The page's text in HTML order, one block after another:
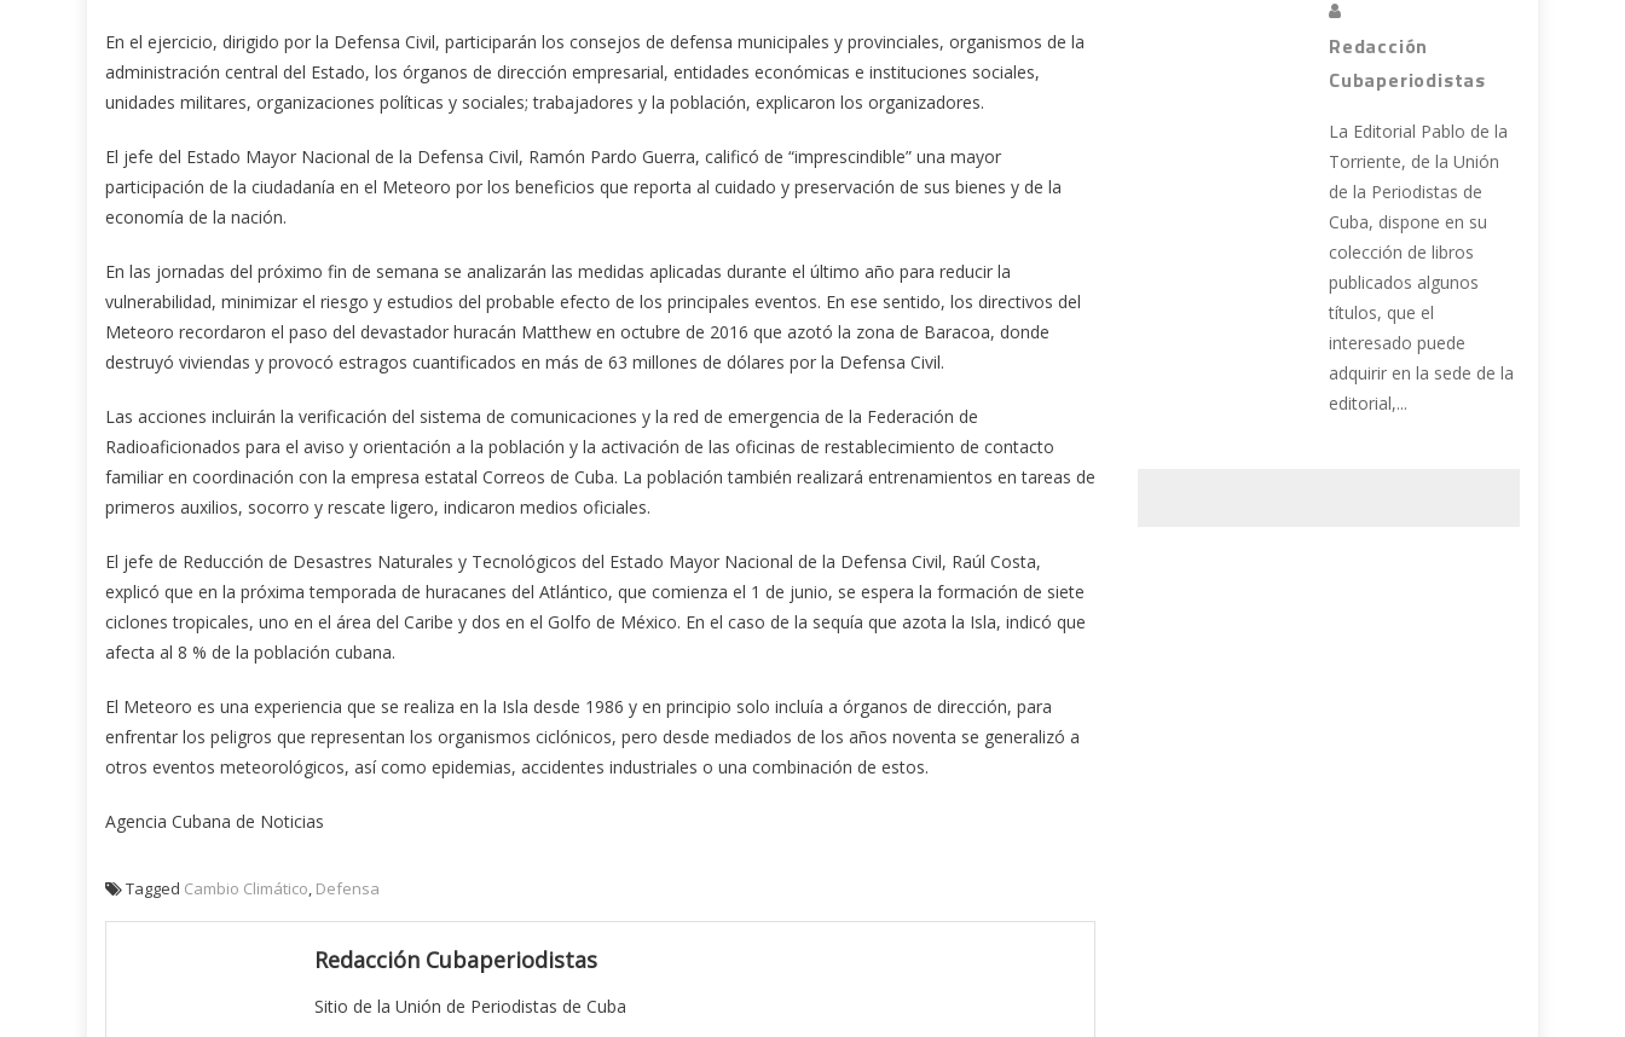
En el ejercicio, dirigido por la Defensa Civil, participarán los consejos de defensa municipales y provinciales, organismos de la
administración central del Estado, los órganos de dirección empresarial, entidades económicas e instituciones sociales,
unidades militares, organizaciones políticas y sociales; trabajadores y la población, explicaron los organizadores.
El jefe del Estado Mayor Nacional de la Defensa Civil, Ramón Pardo Guerra, calificó de “imprescindible” una mayor
participación de la ciudadanía en el Meteoro por los beneficios que reporta al cuidado y preservación de sus bienes y de la
economía de la nación.
En las jornadas del próximo fin de semana se analizarán las medidas aplicadas durante el último año para reducir la
vulnerabilidad, minimizar el riesgo y estudios del probable efecto de los principales eventos. En ese sentido, los directivos del
Meteoro recordaron el paso del devastador huracán Matthew en octubre de 2016 que azotó la zona de Baracoa, donde
destruyó viviendas y provocó estragos cuantificados en más de 63 millones de dólares por la Defensa Civil.
Las acciones incluirán la verificación del sistema de comunicaciones y la red de emergencia de la Federación de
Radioaficionados para el aviso y orientación a la población y la activación de las oficinas de restablecimiento de contacto
familiar en coordinación con la empresa estatal Correos de Cuba. La población también realizará entrenamientos en tareas de
primeros auxilios, socorro y rescate ligero, indicaron medios oficiales.
El jefe de Reducción de Desastres Naturales y Tecnológicos del Estado Mayor Nacional de la Defensa Civil, Raúl Costa,
explicó que en la próxima temporada de huracanes del Atlántico, que comienza el 1 de junio, se espera la formación de siete
ciclones tropicales, uno en el área del Caribe y dos en el Golfo de México. En el caso de la sequía que azota la Isla, indicó que
afecta al 8 % de la población cubana.
El Meteoro es una experiencia que se realiza en la Isla desde 1986 y en principio solo incluía a órganos de dirección, para
enfrentar los peligros que representan los organismos ciclónicos, pero desde mediados de los años noventa se generalizó a
otros eventos meteorológicos, así como epidemias, accidentes industriales o una combinación de estos.
Agencia Cubana de Noticias
Tagged Cambio Climático, Defensa
Redacción Cubaperiodistas
Sitio de la Unión de Periodistas de Cuba
Redacción
Cubaperiodistas
La Editorial Pablo de la
Torriente, de la Unión
de la Periodistas de
Cuba, dispone en su
colección de libros
publicados algunos
títulos, que el
interesado puede
adquirir en la sede de la
editorial,...